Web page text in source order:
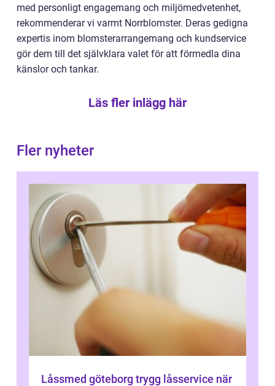
med personligt engagemang och miljömedvetenhet,
rekommenderar vi varmt Norrblomster. Deras gedigna
expertis inom blomsterarrangemang och kundservice
gör dem till det självklara valet för att förmedla dina
känslor och tankar.
Läs fler inlägg här
Fler nyheter
Låssmed göteborg trygg låsservice när